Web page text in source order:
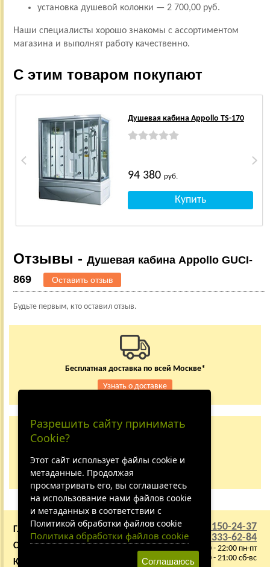
установка душевой колонки — 2 700,00 руб.
Наши специалисты хорошо знакомы с ассортиментом
магазина и выполнят работу качественно.
С этим товаром покупают
Душевая кабина Appollo TS-170
94 380 руб.
Отзывы - Душевая кабина Appollo GUCI-
869
Оставить отзыв
Будьте первым, кто оставил отзыв.
Бесплатная доставка по всей Москве*
Узнать о доставке
Заказывайте по телефону
8 (800) 333-62-84
Не дозвонились?
+7 (495) 150-24-37
8 (800) 333-62-84
9:00 - 22:00 пн-пт
10:00 - 21:00 сб-вс
ГЛАВНАЯ
О КОМПАНИИ
СОТРУДНИЧЕСТВО
ВАКАНСИИ
КАРТА САЙТА
Разрешить сайту принимать
Cookie?
Этот сайт использует файлы cookie и
метаданные. Продолжая
просматривать его, вы соглашаетесь
на использование нами файлов cookie
и метаданных в соответствии с
Политикой обработки файлов cookie
Политика обработки файлов cookie
Соглашаюсь